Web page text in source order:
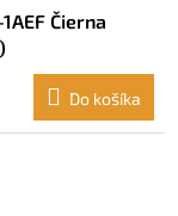
Čierna
Do košíka